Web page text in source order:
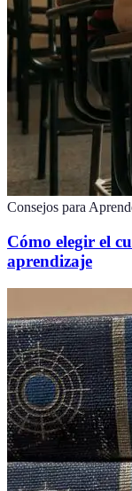
Consejos para
Cómo elegir el
aprendizaje